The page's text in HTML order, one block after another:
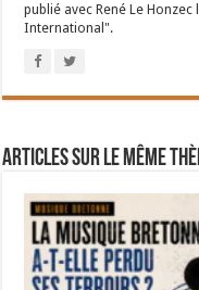
publié avec René Le
International".
Articles sur le même